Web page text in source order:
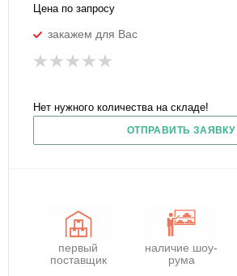
Цена по запросу
закажем для Вас
Нет нужного количества на складе!
ОТПРАВИТЬ ЗАЯВКУ
первый
поставщик
наличие шоу-
рума